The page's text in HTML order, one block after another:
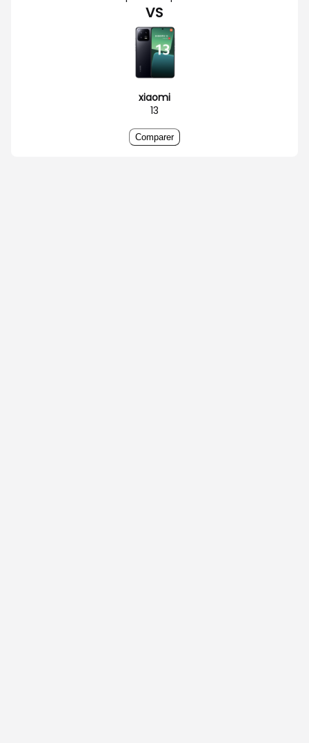
VS
xiaomi
13
Comparer